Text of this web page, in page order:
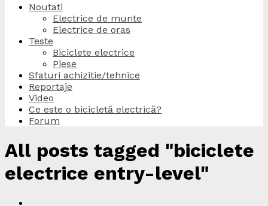
Noutati
Electrice de munte
Electrice de oras
Teste
Biciclete electrice
Piese
Sfaturi achizitie/tehnice
Reportaje
Video
Ce este o bicicletă electrică?
Forum
All posts tagged "biciclete
electrice entry-level"